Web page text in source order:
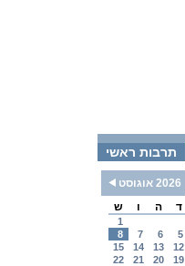
תרבות ראשי
2026 אוגוסט
ד ה ו ש
1
5
6
7
8
12
13
14
15
19
20
21
22